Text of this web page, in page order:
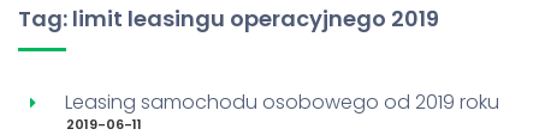
Tag: limit leasingu operacyjnego 2019
Leasing samochodu osobowego od 2019 roku
2019-06-11